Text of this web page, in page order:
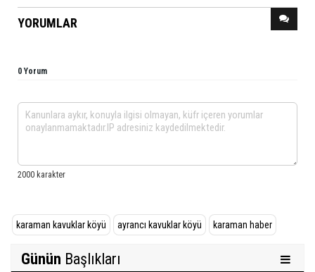
YORUMLAR
0 Yorum
karaman kavuklar köyü ayrancı kavuklar köyü karaman haber
Günün Başlıkları